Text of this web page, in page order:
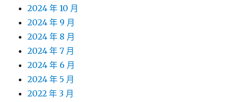
2024 年 10 月
2024 年 9 月
2024 年 8 月
2024 年 7 月
2024 年 6 月
2024 年 5 月
2022 年 3 月